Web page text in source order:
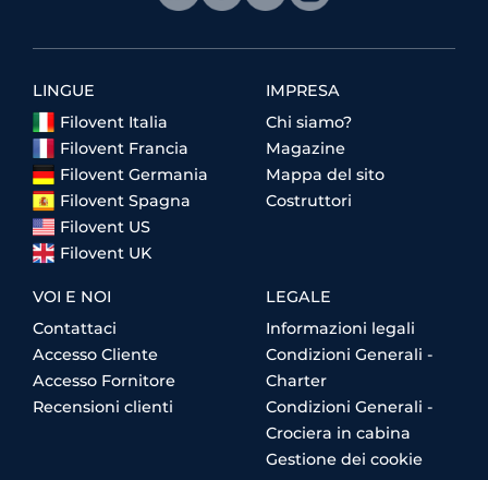
LINGUE
Filovent Italia
Filovent Francia
Filovent Germania
Filovent Spagna
Filovent US
Filovent UK
IMPRESA
Chi siamo?
Magazine
Mappa del sito
Costruttori
VOI E NOI
Contattaci
Accesso Cliente
Accesso Fornitore
Recensioni clienti
LEGALE
Informazioni legali
Condizioni Generali -
Charter
Condizioni Generali -
Crociera in cabina
Gestione dei cookie